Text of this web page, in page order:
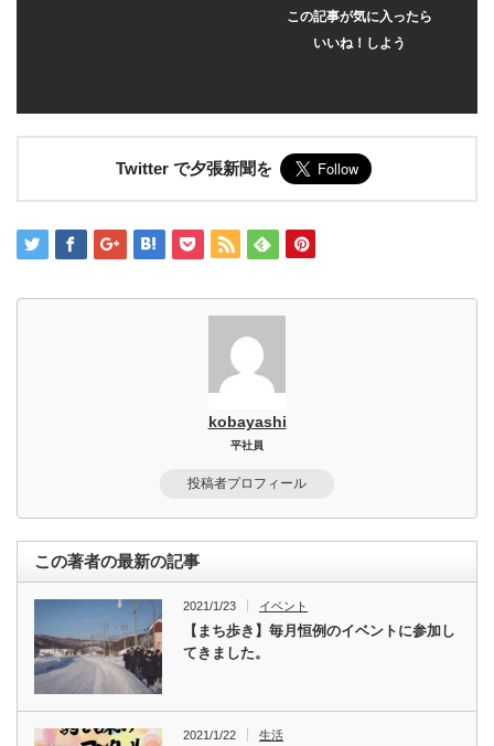
この記事が気に入ったら
いいね！しよう
Twitter で夕張新聞を
kobayashi
平社員
投稿者プロフィール
この著者の最新の記事
2021/1/23 イベント
【まち歩き】毎月恒例のイベントに参加し
てきました。
2021/1/22 生活